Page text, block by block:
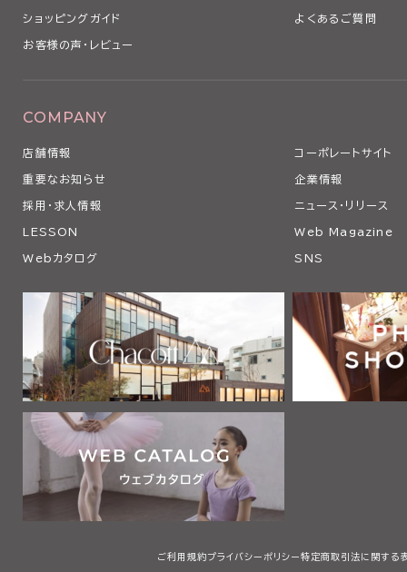
ショッピングガイド よくあるご質問
お客様の声・レビュー
COMPANY
店舗情報 コーポレートサイト
重要なお知らせ 企業情報
採用・求人情報 ニュース・リリース
LESSON Web Magazine
Webカタログ SNS
ご利用規約プライバシーポリシー 特定商取引法に関する